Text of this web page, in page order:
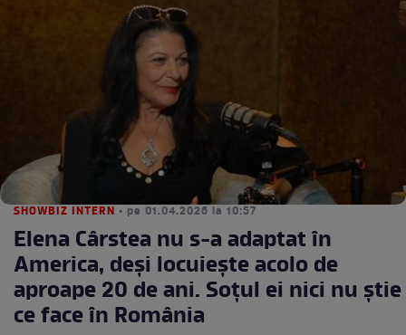
SHOWBIZ INTERN • pe 01.04.2026 la 10:57
Elena Cârstea nu s-a adaptat în
America, deși locuiește acolo de
aproape 20 de ani. Soțul ei nici nu știe
ce face în România